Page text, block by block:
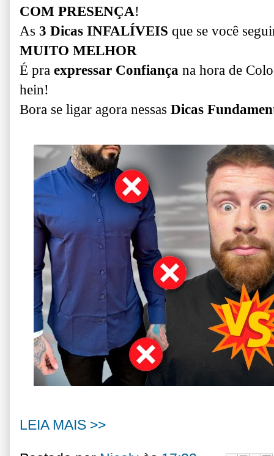
COM PRESENÇA!
As 3 Dicas INFALÍVEIS que se você
MUITO MELHOR
É pra expressar Confiança na hora de
hein!
Bora se ligar agora nessas Dicas
LEIA MAIS >>